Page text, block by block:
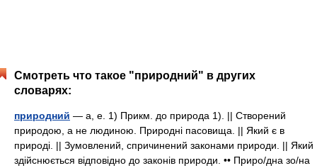
Смотреть что такое "природний" в других
словарях:
природний — а, е. 1) Прикм. до природа 1). || Створений
природою, а не людиною. Природні пасовища. || Який є в
природі. || Зумовлений, спричинений законами природи. || Який
здійснюється відповідно до законів природи. •• Приро/дна зо/на